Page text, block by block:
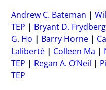
Andrew C. Bateman
TEP
Bryant D. Frydberg
G. Ho
Barry Horne
Laliberté
Colleen Ma
TEP
Regan A. O’Neil
TEP